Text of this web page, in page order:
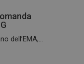
dell’EMA,...